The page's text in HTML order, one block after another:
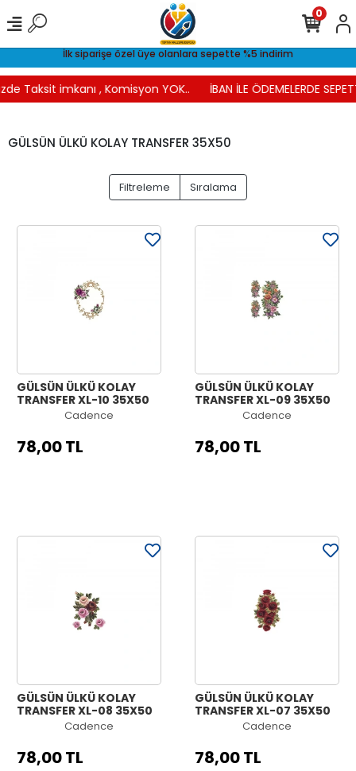
İlk siparişe özel üye olanlara sepette %5 indirim
Taksit imkanı , Komisyon YOK.. İBAN İLE ÖDEMELERDE
0
GÜLSÜN ÜLKÜ KOLAY TRANSFER 35X50
Filtreleme Sıralama
GÜLSÜN ÜLKÜ KOLAY
TRANSFER XL-10 35X50
Cadence
78,00 TL
GÜLSÜN ÜLKÜ KOLAY
TRANSFER XL-09 35X50
Cadence
78,00 TL
GÜLSÜN ÜLKÜ KOLAY
TRANSFER XL-08 35X50
Cadence
78,00 TL
GÜLSÜN ÜLKÜ KOLAY
TRANSFER XL-07 35X50
Cadence
78,00 TL